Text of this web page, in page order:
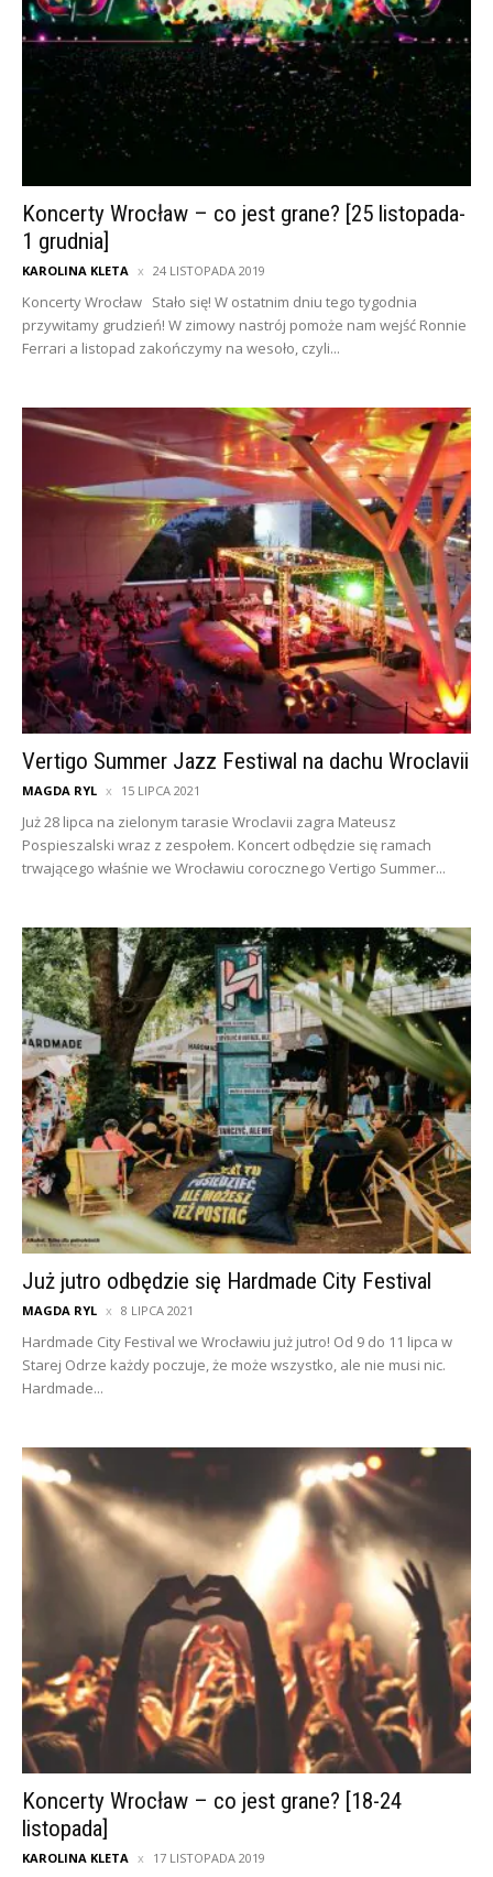
Koncerty Wrocław – co jest grane? [25 listopada-
1 grudnia]
KAROLINA KLETA 24 LISTOPADA 2019
Koncerty Wrocław Stało się! W ostatnim dniu tego tygodnia
przywitamy grudzień! W zimowy nastrój pomoże nam wejść Ronnie
Ferrari a listopad zakończymy na wesoło, czyli...
Vertigo Summer Jazz Festiwal na dachu Wroclavii
MAGDA RYL 15 LIPCA 2021
Już 28 lipca na zielonym tarasie Wroclavii zagra Mateusz
Pospieszalski wraz z zespołem. Koncert odbędzie się ramach
trwającego właśnie we Wrocławiu corocznego Vertigo Summer...
Już jutro odbędzie się Hardmade City Festival
MAGDA RYL 8 LIPCA 2021
Hardmade City Festival we Wrocławiu już jutro! Od 9 do 11 lipca w
Starej Odrze każdy poczuje, że może wszystko, ale nie musi nic.
Hardmade...
Koncerty Wrocław – co jest grane? [18-24
listopada]
KAROLINA KLETA 17 LISTOPADA 2019